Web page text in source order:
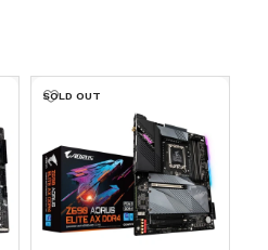
SOLD OUT